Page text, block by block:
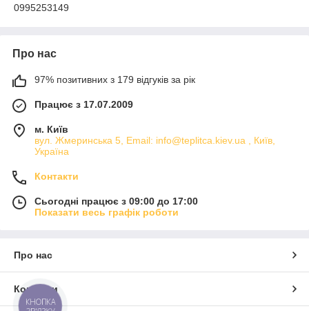
0995253149
Про нас
97% позитивних з 179 відгуків за рік
Працює з 17.07.2009
м. Київ
вул. Жмеринська 5, Email: info@teplitca.kiev.ua , Київ,
Україна
Контакти
Сьогодні працює з 09:00 до 17:00
Показати весь графік роботи
Про нас
Контакти
КНОПКА